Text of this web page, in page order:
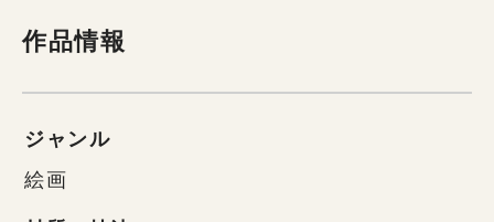
作品情報
ジャンル
絵画